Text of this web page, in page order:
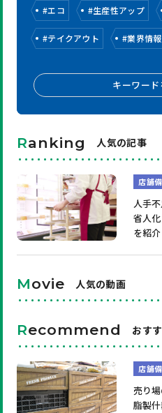
#エコ #生産性アップ
#テイクアウト #業界情報
キーワー
Ranking 人気の記事
店舗
人手
省人
を紹介
Movie 人気の動画
Recommend おす
店舗
売り
脂製